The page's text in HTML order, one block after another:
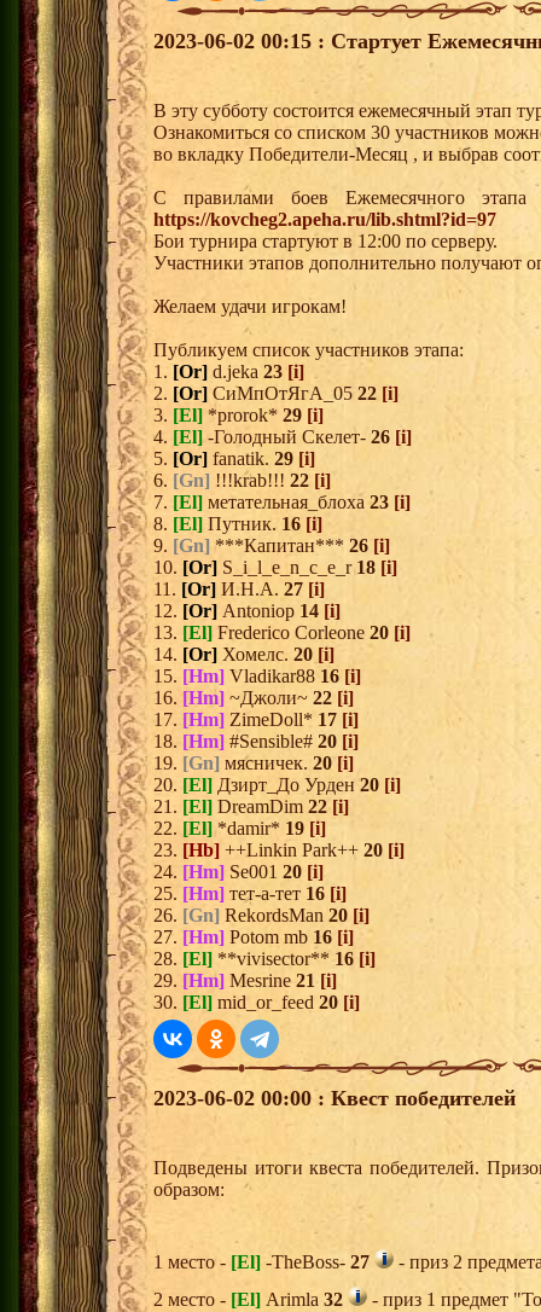
2023-06-02 00:15 : Стартует
В эту субботу состоится ежемесячный этап
Ознакомиться со списком 30 участников
во вкладку Победители-Месяц , и выбрав
С правилами боев Ежемесячного этапа
https://kovcheg2.apeha.ru/lib.shtml?id=97
Бои турнира стартуют в 12:00 по серверу.
Участники этапов дополнительно получают
Желаем удачи игрокам!
Публикуем список участников этапа:
1. [Or] d.jeka 23 [i]
2. [Or] СиМпОтЯгА_05 22 [i]
3. [El] *prorok* 29 [i]
4. [El]-Голодный Скелет- 26 [i]
5. [Or] fanatik. 29 [i]
6. [Gn] !!!krab!!! 22 [i]
7. [El] метательная_блоха 23 [i]
8. [El] Путник. 16 [i]
9. [Gn] ***Капитан*** 26 [i]
10. [Or] S_i_l_e_n_c_e_r 18 [i]
11. [Or] И.Н.А. 27 [i]
12. [Or] Antoniop 14 [i]
13. [El] Frederico Corleone 20 [i]
14. [Or] Хомелс. 20 [i]
15. [Hm] Vladikar88 16 [i]
16. [Hm] ~Джоли~ 22 [i]
17. [Hm] ZimeDoll* 17 [i]
18. [Hm] #Sensible# 20 [i]
19. [Gn] мясничек. 20 [i]
20. [El] Дзирт_До Урден20 [i]
21. [El] DreamDim 22 [i]
22. [El]*damir* 19 [i]
23. [Hb] ++Linkin Park++ 20 [i]
24. [Hm] Se001 20 [i]
25. [Hm] тет-а-тет 16 [i]
26. [Gn] RekordsMan 20 [i]
27. [Hm] Potom mb 16 [i]
28. [El] **vivisector** 16 [i]
29. [Hm] Mesrine 21 [i]
30. [El] mid_or_feed 20 [i]
2023-06-02 00:00 : Квест победителей
Подведены итоги квеста победителей.
образом:
1 место - [El] -TheBoss- 27
- приз 2
2 место - [El] Arimla 32
- приз 1 предмет